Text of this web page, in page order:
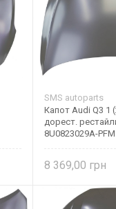
SMS autoparts
Капот Audi Q3 1
дорест.
8U0823029A-
8 369,00